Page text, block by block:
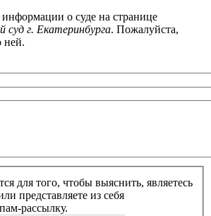
о суде на странице
суд г. Екатеринбурга. Пожалуйста,
ней.
для того, чтобы выяснить, являетесь
представляете из себя
рассылку.